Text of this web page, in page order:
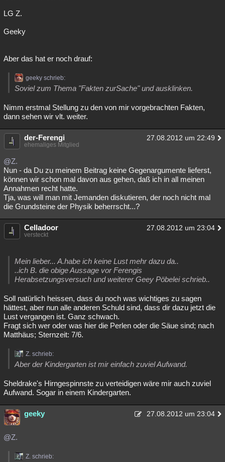
LG Z.
Geeky
Aber das hat er noch drauf:
geeky schrieb:
Soviel zum Thema "Fakten zurSache" und ausklinken.
Nimm erstmal Stellung zu den von mir vorgebrachten Fakten,
dann sehen wir vlt. weiter.
der-Ferengi 27.08.2012 um 22:49
ehemaliges Mitglied
@Z.
Nun - da Du zu meinem Beitrag keine Gegenargumente lieferst,
können wir schon mal davon aus gehen, daß ich in all meinen
Annahmen recht hatte.
Tja, was will man mit Jemanden diskutieren, der noch nicht mal
die Grundsteine der Physik beherrscht...?
Celladoor 27.08.2012 um 23:04
versteckt
Mein lieber... A.habe ich keine Lust mehr dazu da..
..ich B. die obige Aussage vor Ferengis
Herabsetzungsversuch und weiterer Geey Pöbelei schrieb..
Soll natürlich heissen, dass du noch was wichtiges zu sagen
hättest, aber nun alle anderen Schuld sind, dass dir dazu jetzt die
Lust vergangen ist. Ganz schwach.
Fragt sich wer oder was hier die Perlen oder die Säue sind; nach
Matthäus; Sternzeit: 7/6.
Z. schrieb:
Aber der Kindergarten ist mir einfach zuviel Aufwand.
Sheldrake's Hirngespinnste zu verteidigen wäre mir auch zuviel
Aufwand. Sogar in einem Kindergarten.
geeky 27.08.2012 um 23:04
@Z.
Z. schrieb: